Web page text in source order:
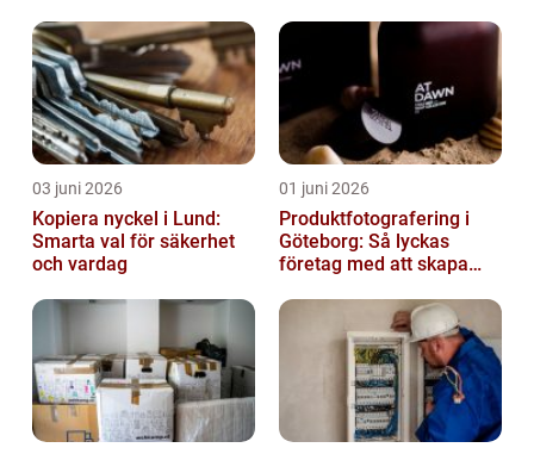
03 juni 2026
Kopiera nyckel i Lund:
Smarta val för säkerhet
och vardag
01 juni 2026
Produktfotografering i
Göteborg: Så lyckas
företag med att skapa